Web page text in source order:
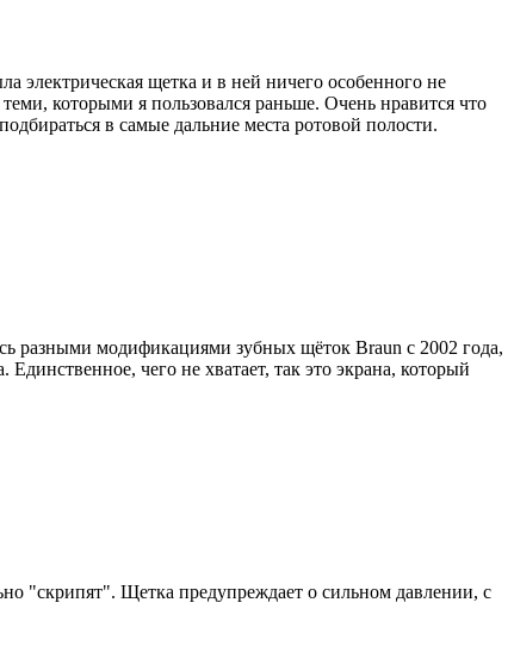
электрическая щетка и в ней ничего особенного не
которыми я пользовался раньше. Очень нравится что
в самые дальние места ротовой полости.
разными модификациями зубных щёток Braun с 2002 года,
чего не хватает, так это экрана, который
"скрипят". Щетка предупреждает о сильном давлении, с